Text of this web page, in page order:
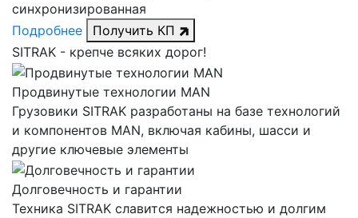
синхронизированная
Подробнее
Получить КП
SITRAK - крепче всяких дорог!
Продвинутые технологии MAN
Грузовики SITRAK разработаны на базе технологий
и компонентов MAN, включая кабины, шасси и
другие ключевые элементы
Долговечность и гарантии
Техника SITRAK славится надежностью и долгим